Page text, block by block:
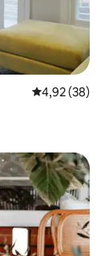
Nilai rata-rata
4,92 (38)